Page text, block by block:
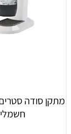
חשמלי